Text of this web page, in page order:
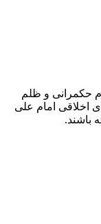
که بر مردم حکمرانی و ظلم
اخلاقی امام علی
باشند.